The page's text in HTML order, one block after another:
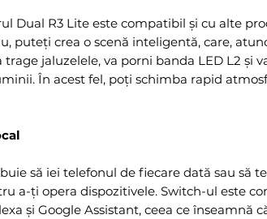
Dual R3 Lite este compatibil și cu alte
puteți crea o scenă inteligentă, care,
trage jaluzelele, va porni banda LED L2 și
În acest fel, poți schimba rapid
să iei telefonul de fiecare dată sau să
a-ți opera dispozitivele. Switch-ul este
și Google Assistant, ceea ce înseamnă